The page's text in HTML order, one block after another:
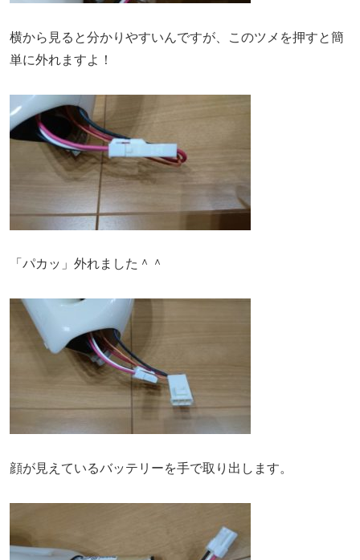
横から見ると分かりやすいんですが、このツメを押すと簡
単に外れますよ！
「パカッ」外れました＾＾
顔が見えているバッテリーを手で取り出します。